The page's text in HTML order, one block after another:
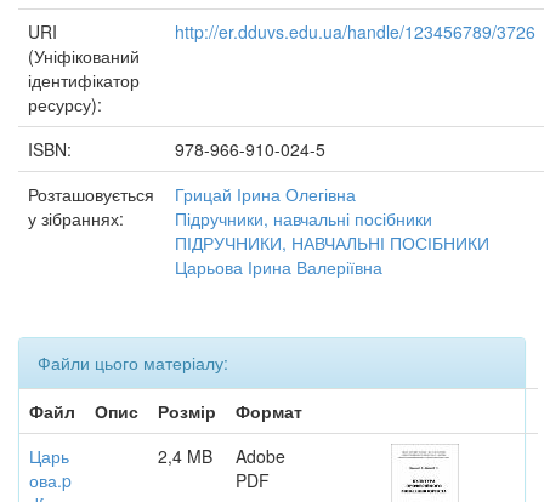
URI
(Уніфікований
ідентифікатор
ресурсу):
http://er.dduvs.edu.ua/handle/123456789/3726
ISBN:
978-966-910-024-5
Розташовується
у зібраннях:
Грицай Ірина Олегівна
Підручники, навчальні посібники
ПІДРУЧНИКИ, НАВЧАЛЬНІ ПОСІБНИКИ
Царьова Ірина Валеріївна
Файли цього матеріалу:
Файл
Опис Розмір
Формат
Царь
ова.p
2,4 MB
Adobe
PDF